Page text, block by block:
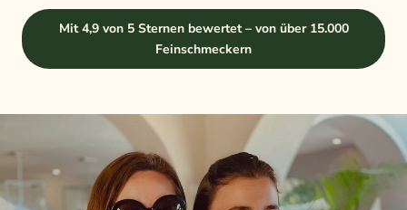
Mit 4,9 von 5 Sternen bewertet – von über 15.000
Feinschmeckern